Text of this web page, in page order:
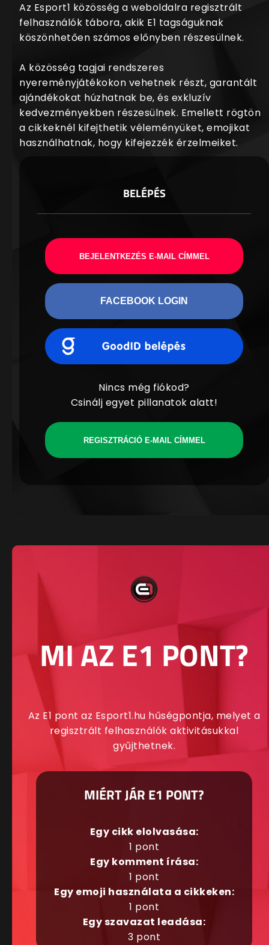
Az Esport1 közösség a weboldalra regisztrált
felhasználók tábora, akik E1 tagságuknak
köszönhetően számos előnyben részesülnek.
A közösség tagjai rendszeres
nyereményjátékokon vehetnek részt, garantált
ajándékokat húzhatnak be, és exkluzív
kedvezményekben részesülnek. Emellett rögtön
a cikkeknél kifejthetik véleményüket, emojikat
használhatnak, hogy kifejezzék érzelmeiket.
BELÉPÉS
BEJELENTKEZÉS E-MAIL CÍMMEL
FACEBOOK LOGIN
Nincs még fiókod?
Csinálj egyet pillanatok alatt!
REGISZTRÁCIÓ E-MAIL CÍMMEL
MI AZ E1 PONT?
Az E1 pont az Esport1.hu hűségpontja, melyet a
regisztrált felhasználók aktivitásukkal
gyűjthetnek.
MIÉRT JÁR E1 PONT?
Egy cikk elolvasása:
1 pont
Egy komment írása:
1 pont
Egy emoji használata a cikkeken:
1 pont
Egy szavazat leadása:
3 pont